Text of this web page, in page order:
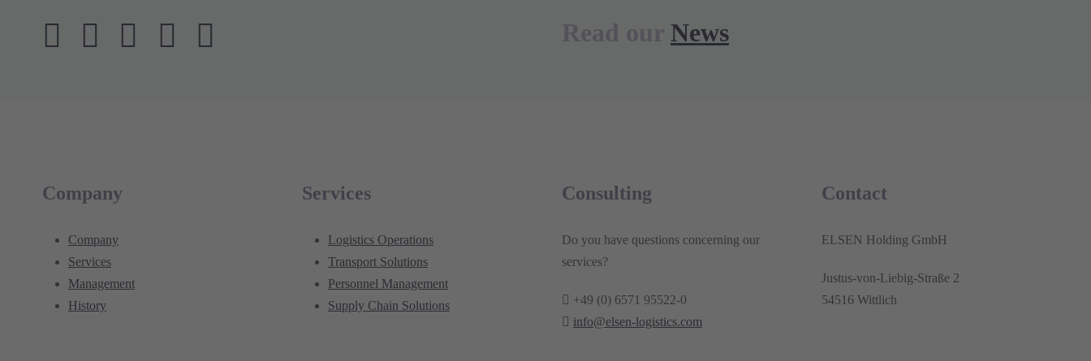
News
Company
Company
Services
Management
History
Services
Logistics Operations
Transport Solutions
Personnel Management
Supply Chain Solutions
Consulting
Do you have questions concerning our
services?
+49 (0) 6571 95522-0
info@elsen-logistics.com
Contact
ELSEN Holding GmbH
Justus-von-Liebig-Straße 2
54516 Wittlich